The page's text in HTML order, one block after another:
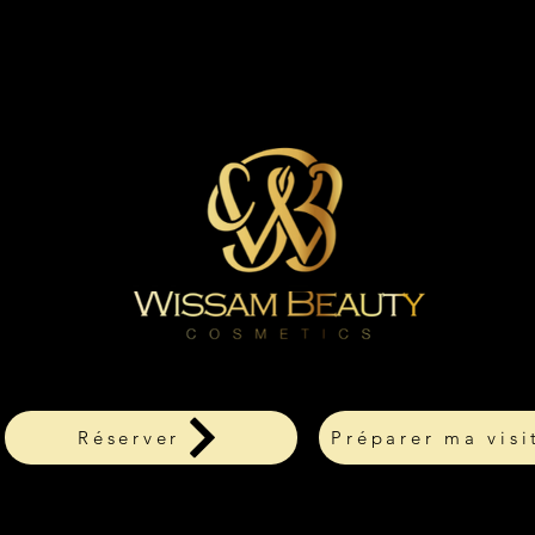
Réserver Préparer ma